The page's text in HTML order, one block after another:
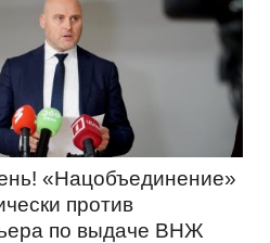
«Нацобъединение»
против
по выдаче ВНЖ